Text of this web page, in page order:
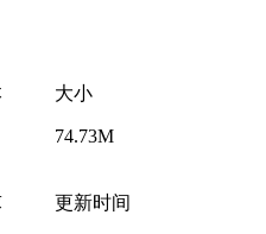
大小
74.73M
更新时间